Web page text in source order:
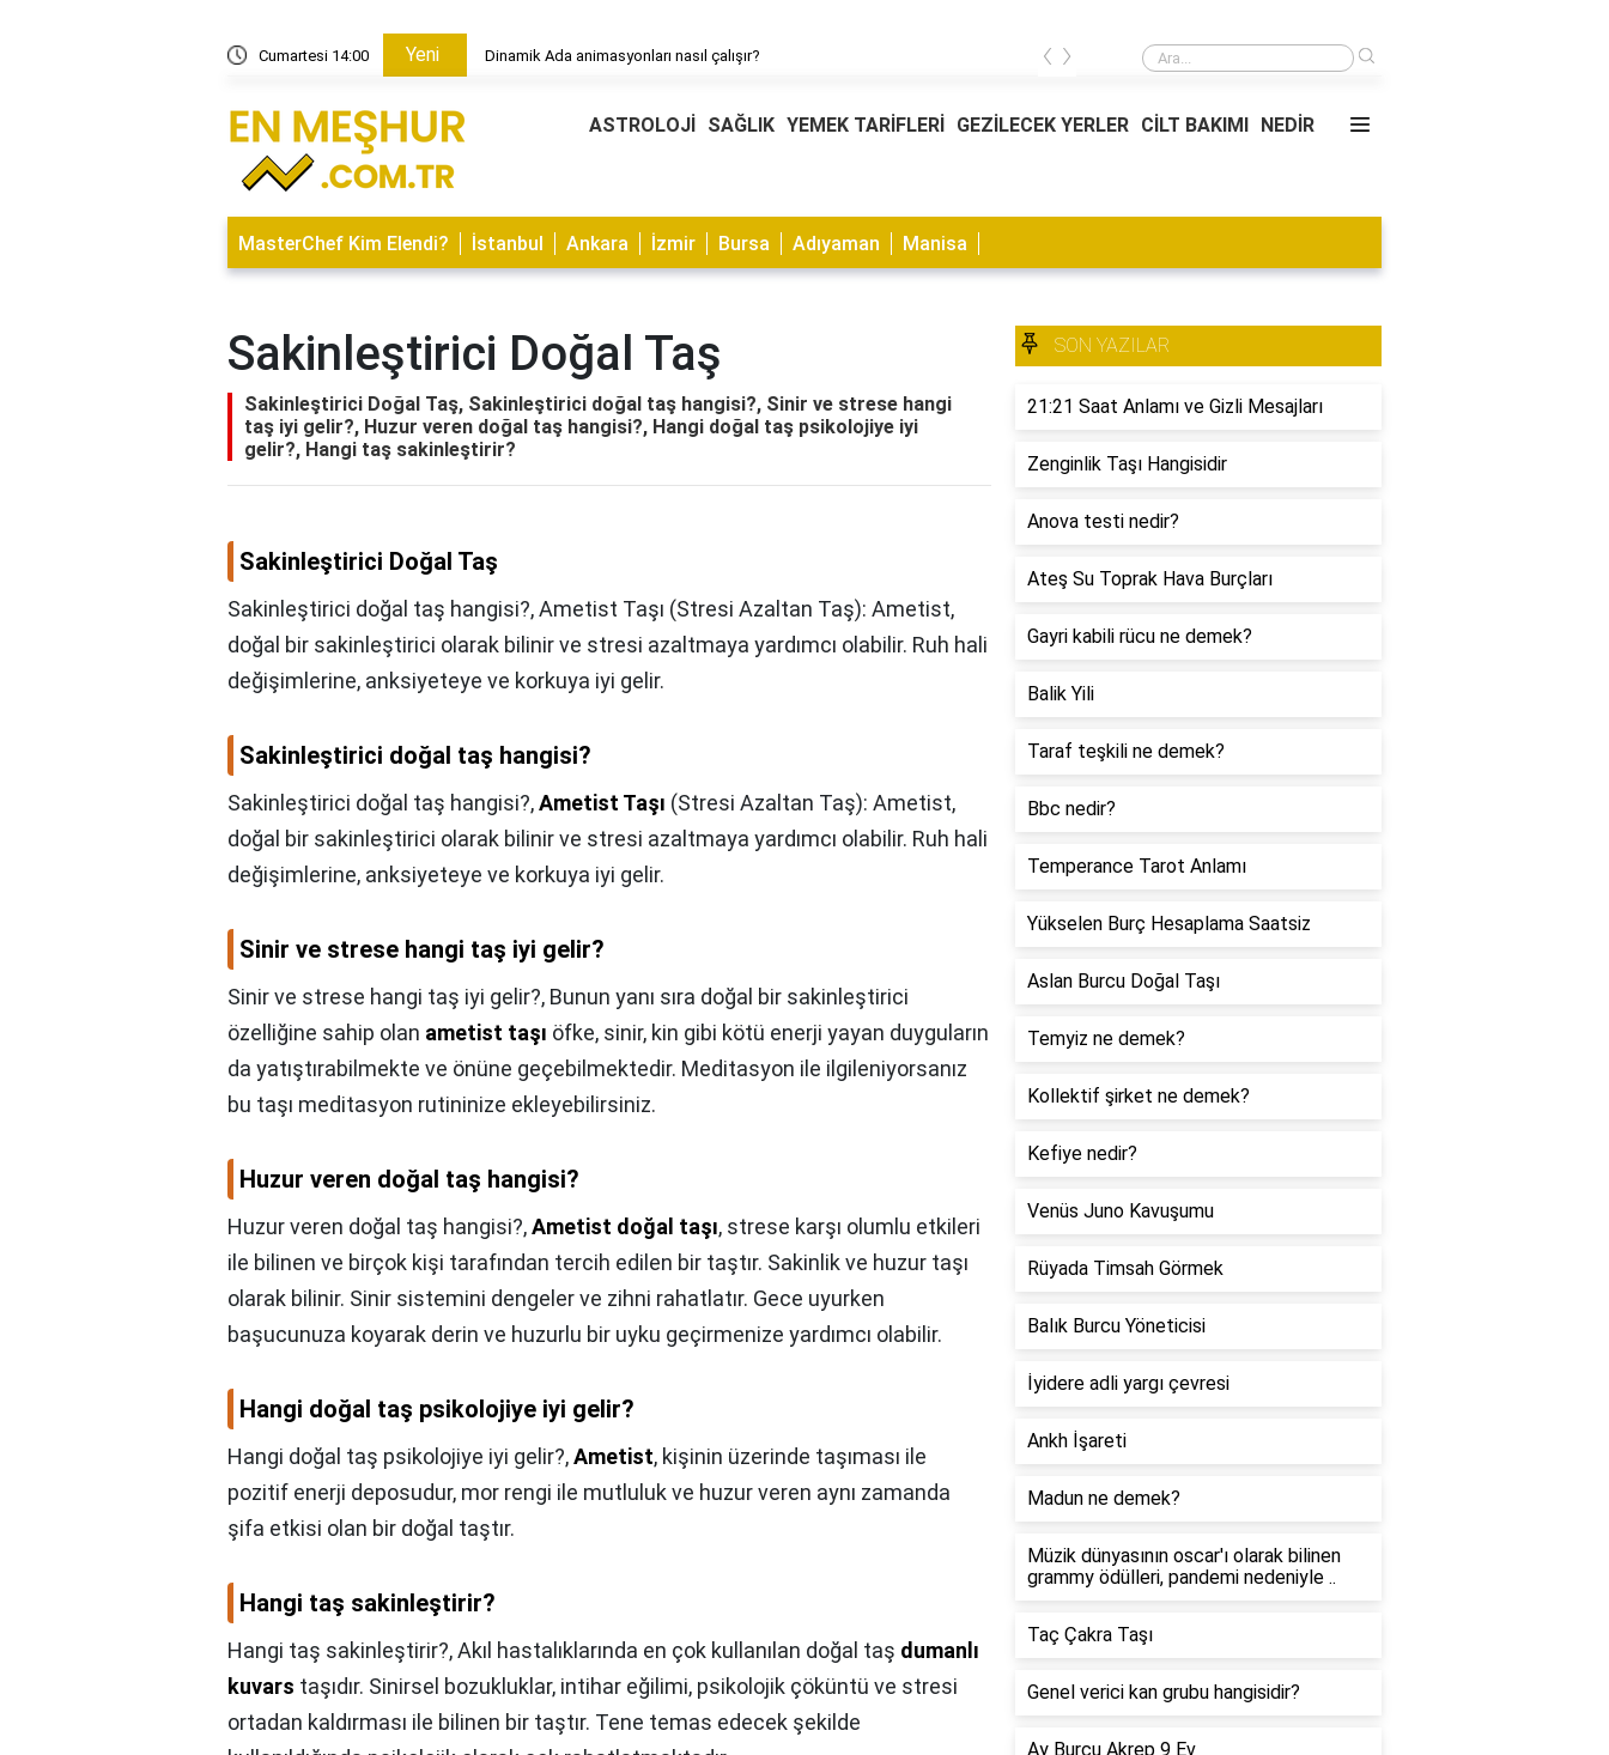
Cumartesi 14:00 Yeni Dinamik Ada animasyonları nasıl çalışır? Dinamik Ada animasyonları nasıl çalışır?
‹ ›
ASTROLOJİ SAĞLIK YEMEK TARİFLERİ GEZİLECEK YERLER CİLT BAKIMI NEDİR
MasterChef Kim Elendi? İstanbul Ankara İzmir Bursa Adıyaman Manisa
Sakinleştirici Doğal Taş
Sakinleştirici Doğal Taş, Sakinleştirici doğal taş hangisi?, Sinir ve strese hangi
taş iyi gelir?, Huzur veren doğal taş hangisi?, Hangi doğal taş psikolojiye iyi
gelir?, Hangi taş sakinleştirir?
Sakinleştirici Doğal Taş
Sakinleştirici doğal taş hangisi?, Ametist Taşı (Stresi Azaltan Taş): Ametist,
doğal bir sakinleştirici olarak bilinir ve stresi azaltmaya yardımcı olabilir. Ruh hali
değişimlerine, anksiyeteye ve korkuya iyi gelir.
Sakinleştirici doğal taş hangisi?
Sakinleştirici doğal taş hangisi?,Ametist Taşı (Stresi Azaltan Taş): Ametist,
doğal bir sakinleştirici olarak bilinir ve stresi azaltmaya yardımcı olabilir. Ruh hali
değişimlerine, anksiyeteye ve korkuya iyi gelir.
Sinir ve strese hangi taş iyi gelir?
Sinir ve strese hangi taş iyi gelir?, Bunun yanı sıra doğal bir sakinleştirici
özelliğine sahip olan ametist taşı öfke, sinir, kin gibi kötü enerji yayan duyguların
da yatıştırabilmekte ve önüne geçebilmektedir. Meditasyon ile ilgileniyorsanız
bu taşı meditasyon rutininize ekleyebilirsiniz.
Huzur veren doğal taş hangisi?
Huzur veren doğal taş hangisi?,Ametist doğal taşı, strese karşı olumlu etkileri
ile bilinen ve birçok kişi tarafından tercih edilen bir taştır. Sakinlik ve huzur taşı
olarak bilinir. Sinir sistemini dengeler ve zihni rahatlatır. Gece uyurken
başucunuza koyarak derin ve huzurlu bir uyku geçirmenize yardımcı olabilir.
Hangi doğal taş psikolojiye iyi gelir?
Hangi doğal taş psikolojiye iyi gelir?,Ametist, kişinin üzerinde taşıması ile
pozitif enerji deposudur, mor rengi ile mutluluk ve huzur veren aynı zamanda
şifa etkisi olan bir doğal taştır.
Hangi taş sakinleştirir?
Hangi taş sakinleştirir?,Akıl hastalıklarında en çok kullanılan doğal taş dumanlı
kuvars taşıdır. Sinirsel bozukluklar, intihar eğilimi, psikolojik çöküntü ve stresi
ortadan kaldırması ile bilinen bir taştır. Tene temas edecek şekilde
SON YAZILAR
21:21 Saat Anlamı ve Gizli Mesajları
Zenginlik Taşı Hangisidir
Anova testi nedir?
Ateş Su Toprak Hava Burçları
Gayri kabili rücu ne demek?
Balik Yili
Taraf teşkili ne demek?
Bbc nedir?
Temperance Tarot Anlamı
Yükselen Burç Hesaplama Saatsiz
Aslan Burcu Doğal Taşı
Temyiz ne demek?
Kollektif şirket ne demek?
Kefiye nedir?
Venüs Juno Kavuşumu
Rüyada Timsah Görmek
Balık Burcu Yöneticisi
İyidere adli yargı çevresi
Ankh İşareti
Madun ne demek?
Müzik dünyasının oscar'ı olarak bilinen
grammy ödülleri, pandemi nedeniyle ..
Taç Çakra Taşı
Genel verici kan grubu hangisidir?
Ay Burcu Akrep 9 Ev